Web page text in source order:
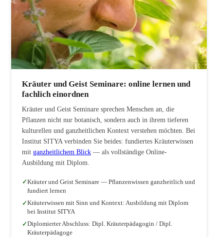
Kräuter und Geist Seminare: online lernen und
fachlich einordnen
Kräuter und Geist Seminare sprechen Menschen an, die
Pflanzen nicht nur botanisch, sondern auch in ihrem tieferen
kulturellen und ganzheitlichen Kontext verstehen möchten. Bei
Institut SITYA verbinden Sie beides: fundiertes Kräuterwissen
mit ganzheitlichem Blick — als vollständige Online-
Ausbildung mit Diplom.
Kräuter und Geist Seminare — Pflanzenwissen ganzheitlich und
fundiert lernen
Kräuterwissen mit Sinn und Kontext: Ausbildung mit Diplom
bei Institut SITYA
Diplomierter Abschluss: Dipl. Kräuterpädagogin / Dipl.
Kräuterpädagoge